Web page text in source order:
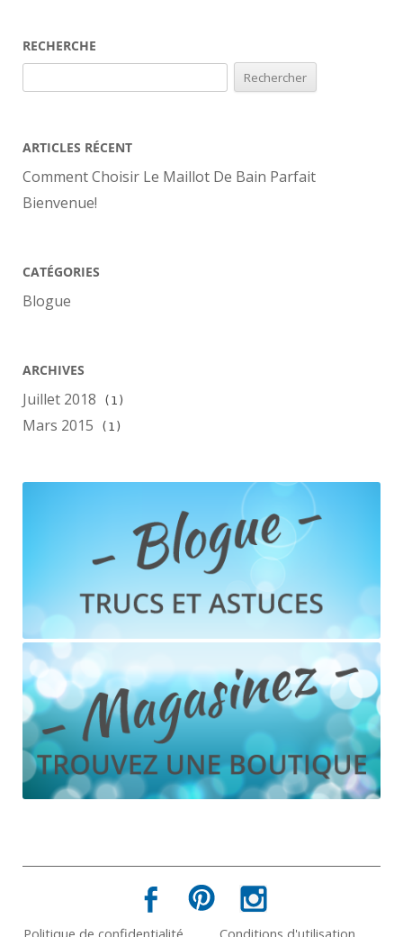
RECHERCHE
ARTICLES RÉCENT
Comment Choisir Le Maillot De Bain Parfait
Bienvenue!
CATÉGORIES
Blogue
ARCHIVES
Juillet 2018 (1)
Mars 2015 (1)
Politique de confidentialité Conditions d'utilisation